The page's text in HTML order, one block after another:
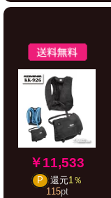
￥11,533
P 還元1％
115pt